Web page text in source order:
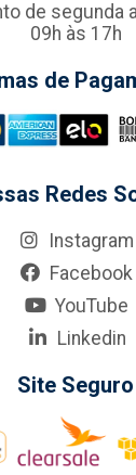
de segunda
09h às 17h
de
Redes
Instagram
Facebook
YouTube
Linkedin
Site Seguro